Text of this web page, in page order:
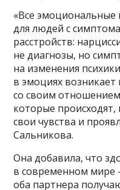
«Все эмоциональные
для людей с
расстройств:
не диагнозы, но
на изменения
в эмоциях возникает
со своим
которые
свои чувства и
Сальникова.
Она добавила, что
в современном мире
оба партнера